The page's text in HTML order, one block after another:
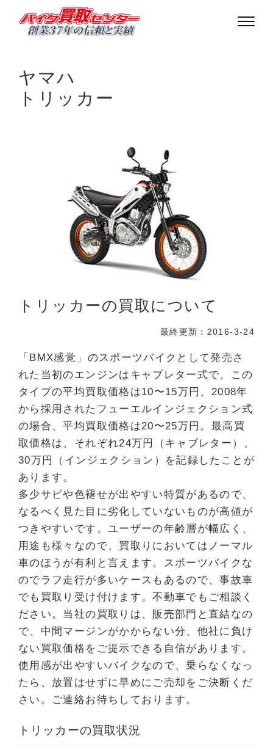
ヤマハ
トリッカー
トリッカーの買取について
最終更新：2016-3-24
「BMX感覚」のスポーツバイクとして発売さ
れた当初のエンジンはキャブレター式で、この
タイプの平均買取価格は10〜15万円、2008年
から採用されたフューエルインジェクション式
の場合、平均買取価格は20〜25万円。最高買
取価格は、それぞれ24万円（キャブレター）、
30万円（インジェクション）を記録したことが
あります。
多少サビや色褪せが出やすい特質があるので、
なるべく見た目に劣化していないものが高値が
つきやすいです。ユーザーの年齢層が幅広く、
用途も様々なので、買取りにおいてはノーマル
車のほうが有利と言えます。スポーツバイクな
のでラフ走行が多いケースもあるので、事故車
でも買取り受け付けます。不動車でもご相談く
ださい。当社の買取りは、販売部門と直結なの
で、中間マージンがかからない分、他社に負け
ない買取価格をご提示できる自信があります。
使用感が出やすいバイクなので、乗らなくなっ
たら、放置はせずに早めにご売却をご決断くだ
さい。ご連絡お待ちしております。
トリッカーの買取状況